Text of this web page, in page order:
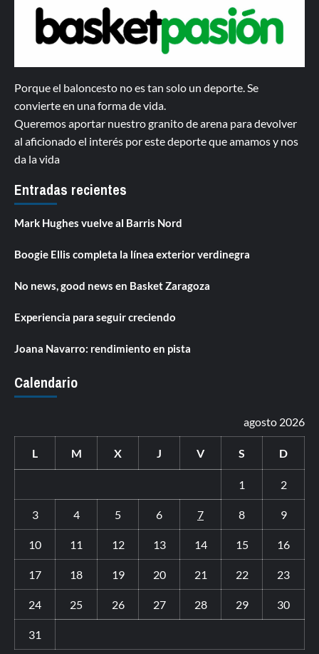
Porque el baloncesto no es tan solo un deporte. Se
convierte en una forma de vida.
Queremos aportar nuestro granito de arena para devolver
al aficionado el interés por este deporte que amamos y nos
da la vida
Entradas recientes
Mark Hughes vuelve al Barris Nord
Boogie Ellis completa la línea exterior verdinegra
No news, good news en Basket Zaragoza
Experiencia para seguir creciendo
Joana Navarro: rendimiento en pista
Calendario
agosto 2026
L M X J V S D
1 2
3 4 5 6 7 8 9
10 11 12 13 14 15 16
17 18 19 20 21 22 23
24 25 26 27 28 29 30
31